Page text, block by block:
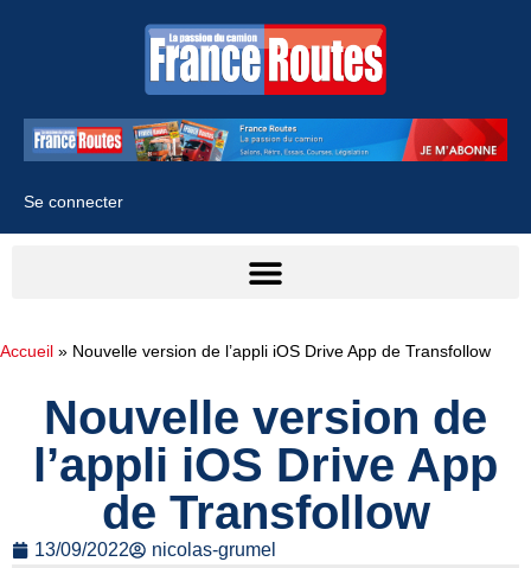
Se connecter
Accueil » Nouvelle version de l’appli iOS Drive App de Transfollow
Nouvelle version de
l’appli iOS Drive App
de Transfollow
13/09/2022 nicolas-grumel